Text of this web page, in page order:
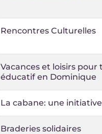
Rencontres Culturelles
Vacances et loisirs
éducatif en Dominique
La cabane: une
Braderies solidaires